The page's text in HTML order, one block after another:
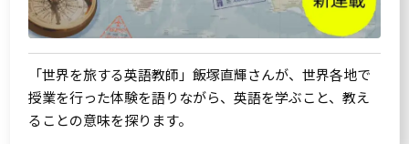
「世界を旅する英語教師」飯塚直輝さんが、世界各地で
授業を行った体験を語りながら、英語を学ぶこと、教え
ることの意味を探ります。